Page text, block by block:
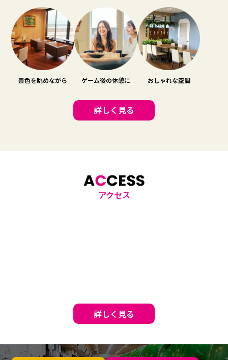
景色を眺めながら ゲーム後の休憩に おしゃれな空間
詳しく見る
アクセス
詳しく見る